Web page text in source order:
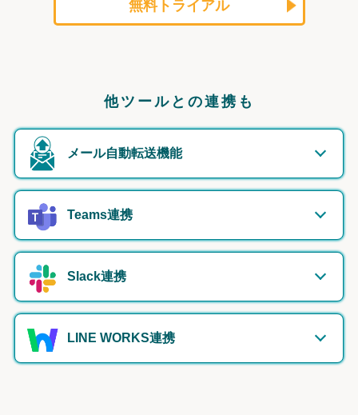
無料トライアル
他ツールとの連携も
メール自動転送機能
Teams連携
Slack連携
LINE WORKS連携